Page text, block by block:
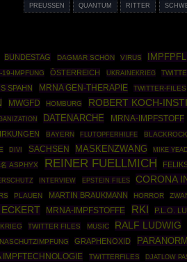
PREUSSEN QUANTUM RITTER
BUNDESTAG DAGMAR SCHÖN VIRUS
19-IMPFUNG ÖSTERREICH UKRAINEKRIEG
SPAHN MRNA GEN-THERAPIE TWITTER-FILES
MWGFD HOMBURG ROBERT KOCH-
DATENARCHE MRNA-IMPFSTOFF
BAYERN FLUTOPFERHILFE BLACKROCK
DIVI SACHSEN MASKENZWANG MIKE
ASPHYX REINER FUELLMICH
INTERVIEW EPSTEIN FILES CORONA
PLAUEN MARTIN BRAUKMANN HORROR
MRNA-IMPFSTOFFE RKI P.L.O.
TWITTER FILES MUSIC RALF LUDWIG
GRAPHENOXID
IMPFTECHNOLOGIE TWITTERFILES DJATLOW